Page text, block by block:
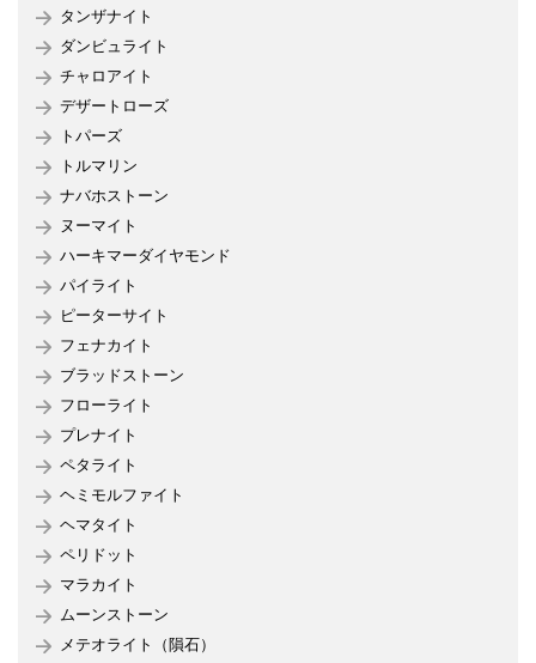
タンザナイト
ダンビュライト
チャロアイト
デザートローズ
トパーズ
トルマリン
ナバホストーン
ヌーマイト
ハーキマーダイヤモンド
パイライト
ピーターサイト
フェナカイト
ブラッドストーン
フローライト
プレナイト
ペタライト
ヘミモルファイト
ヘマタイト
ペリドット
マラカイト
ムーンストーン
メテオライト（隕石）